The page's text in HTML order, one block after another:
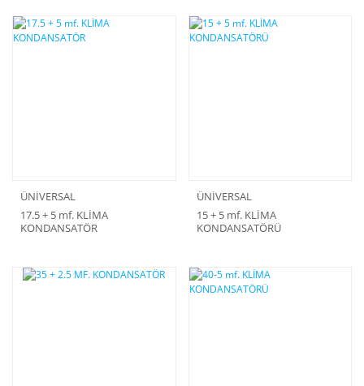
ÜNİVERSAL
17.5 + 5 mf. KLİMA
KONDANSATÖR
ÜNİVERSAL
15 + 5 mf. KLİMA
KONDANSATÖRÜ